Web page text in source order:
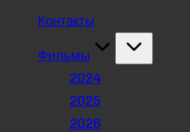
Контакты
Фильмы
2024
2025
2026